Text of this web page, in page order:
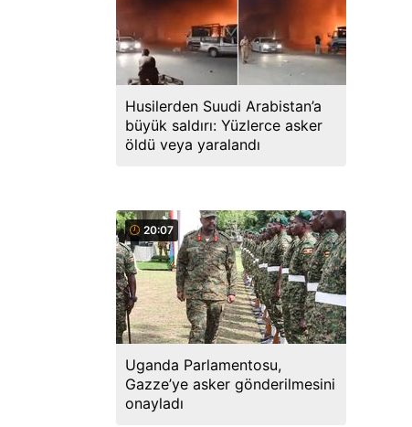
Husilerden Suudi Arabistan’a
büyük saldırı: Yüzlerce asker
öldü veya yaralandı
20:07
Uganda Parlamentosu,
Gazze’ye asker gönderilmesini
onayladı